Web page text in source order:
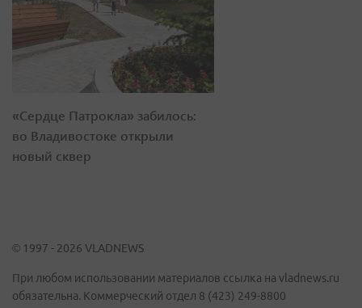
«Сердце Патрокла» забилось:
во Владивостоке открыли
новый сквер
© 1997 - 2026 VLADNEWS
При любом использовании материалов ссылка на vladnews.ru
обязательна. Коммерческий отдел 8 (423) 249-8800